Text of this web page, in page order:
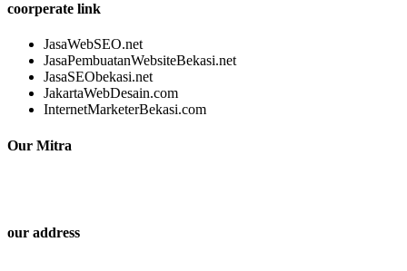
coorperate link
JasaWebSEO.net
JasaPembuatanWebsiteBekasi.net
JasaSEObekasi.net
JakartaWebDesain.com
InternetMarketerBekasi.com
Our Mitra
our address